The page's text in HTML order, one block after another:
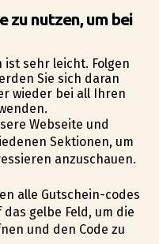
zu nutzen, um bei
ist sehr leicht. Folgen
Sie sich daran
wieder bei all Ihren
Webseite und
Sektionen, um
anzuschauen.
alle Gutschein-codes
gelbe Feld, um die
und den Code zu